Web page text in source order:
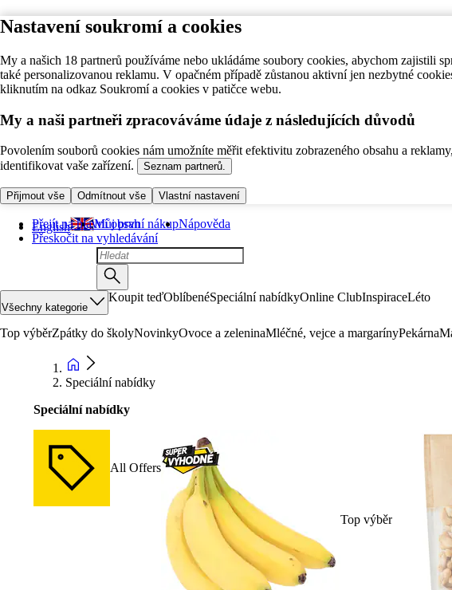
Nastavení soukromí a cookies
My a našich 18 partnerů používáme nebo ukládáme soubory cookies, abychom zajistili
také personalizovanou reklamu. V opačném případě zůstanou aktivní jen nezbytné
kliknutím na odkaz Soukromí a cookies v patičce webu.
My a naši partneři zpracováváme údaje z následujících důvodů
Povolením souborů cookies nám umožníte měřit efektivitu zobrazeného obsahu a
identifikovat vaše zařízení.
Seznam partnerů.
Přijmout vše Odmítnout vše Vlastní nastavení
Přejít na hlavní obsah
Přeskočit na vyhledávání
English Můj první nákupNápověda
Všechny kategorie
Koupit teďOblíbenéSpeciální nabídkyOnline ClubInspiraceLéto
Top výběrZpátky do školyNovinkyOvoce a zeleninaMléčné, vejce a margarínyPekárna
Speciální nabídky
Speciální nabídky
All Offers
Top výběr